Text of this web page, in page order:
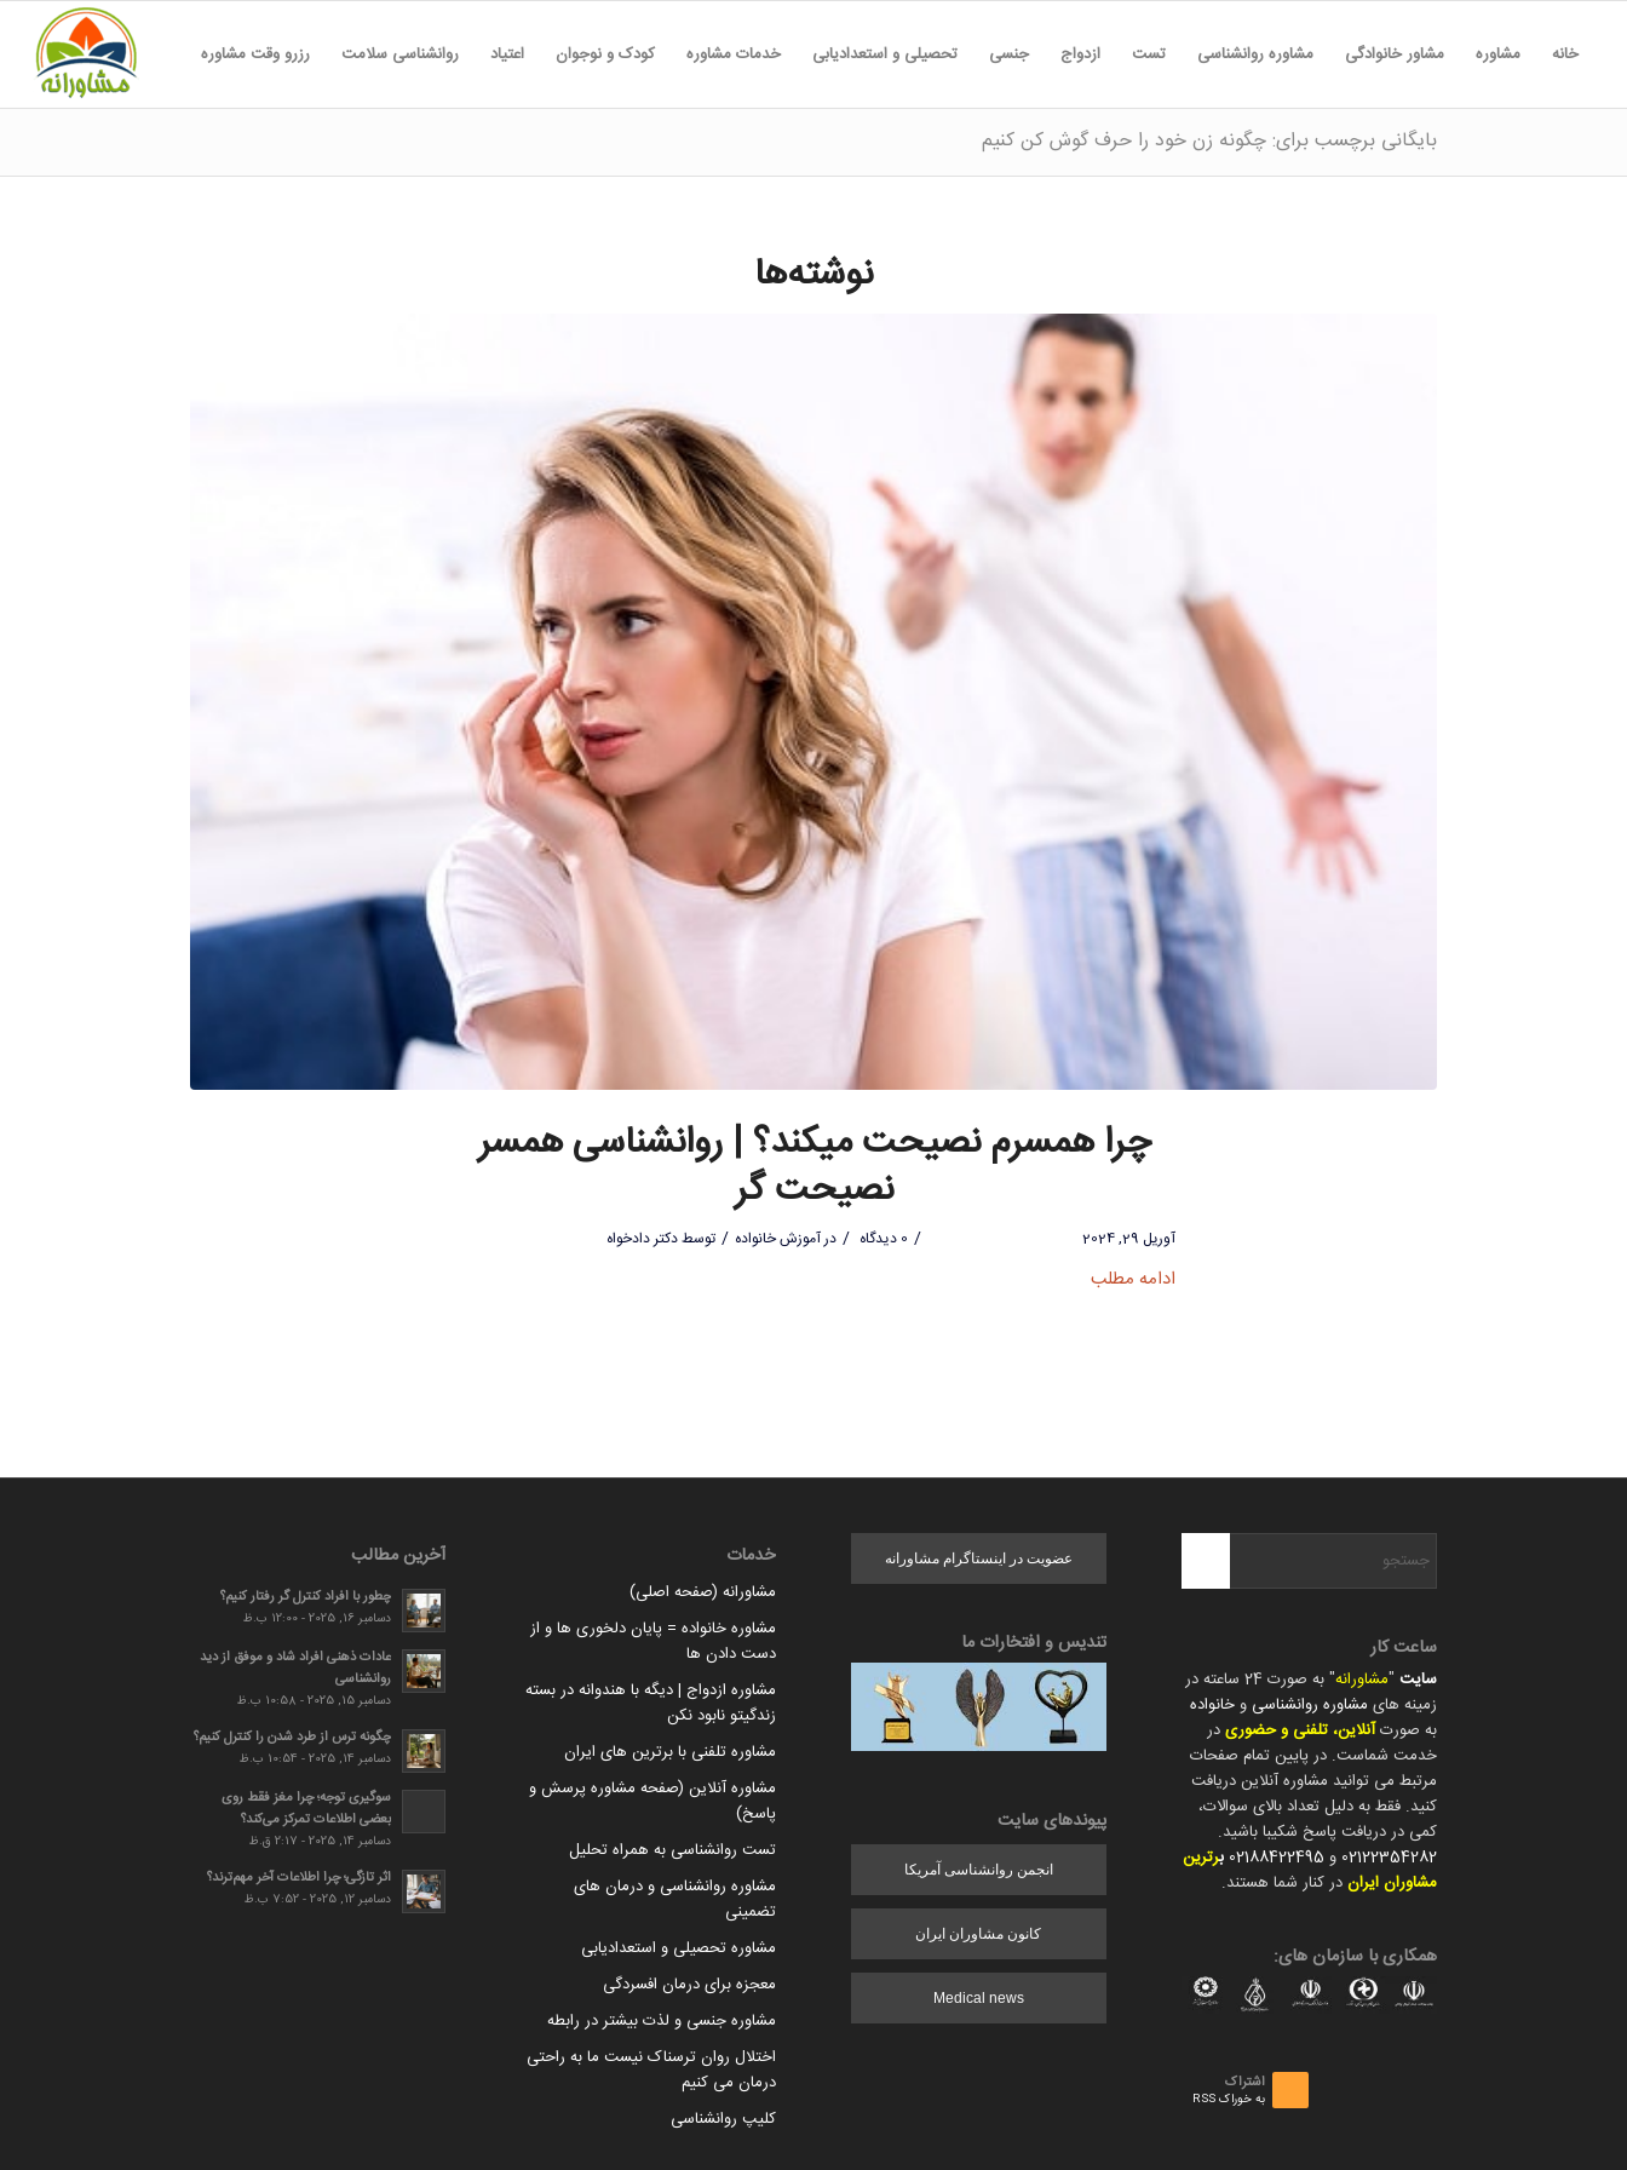
خانه مشاوره مشاور خانوادگی مشاوره روانشناسی تست ازدواج جنسی تحصیلی و استعدادیابی خدمات مشاوره کودک و نوجوان اعتیاد روانشناسی سلامت رزرو وقت مشاوره
بایگانی برچسب برای: چگونه زن خود را حرف گوش کن کنیم
نوشته‌ها
چرا همسرم نصیحت میکند؟ | روانشناسی همسر
نصیحت گر
آوریل 29, 2024 / 0 دیدگاه / درآموزش خانواده / توسطدکتر دادخواه
ادامه مطلب
ساعت کار
سایت "مشاورانه
" به صورت 24 ساعته در
زمینه های مشاوره روانشناسی وخانواده
به صورتآنلاین، تلفنی و حضوریدر
خدمت شماست. در پایین تمام صفحات
مرتبط می توانید مشاوره آنلاین دریافت
کنید. فقط به دلیل تعداد بالای سوالات،
کمی در دریافت پاسخ شکیبا باشید.
02122354282 و 02188422495 برترین
مشاوران ایراندر کنار شما هستند.
همکاری با سازمان های:
اشتراک
به خوراک RSS
عضویت در اینستاگرام مشاورانه
تندیس و افتخارات ما
پیوندهای سایت
انجمن روانشناسی آمریکا
کانون مشاوران ایران
Medical news
خدمات
مشاورانه (صفحه اصلی)
مشاوره خانواده = پایان دلخوری ها و از
دست دادن ها
مشاوره ازدواج | دیگه با هندوانه در بسته
زندگیتو نابود نکن
مشاوره تلفنی با برترین های ایران
مشاوره آنلاین (صفحه مشاوره پرسش و
پاسخ)
تست روانشناسی به همراه تحلیل
مشاوره روانشناسی و درمان های
تضمینی
مشاوره تحصیلی و استعدادیابی
معجزه برای درمان افسردگی
مشاوره جنسی و لذت بیشتر در رابطه
اختلال روان ترسناک نیست ما به راحتی
درمان می کنیم
کلیپ روانشناسی
آخرین مطالب
چطور با افراد کنترل گر رفتار کنیم؟
دسامبر 16, 2025 - 12:00 ب.ظ
عادات ذهنی افراد شاد و موفق از دید
روانشناسی
دسامبر 15, 2025 - 10:58 ب.ظ
چگونه ترس از طرد شدن را کنترل کنیم؟
دسامبر 14, 2025 - 10:54 ب.ظ
سوگیری توجه؛ چرا مغز فقط روی
بعضی اطلاعات تمرکز می‌کند؟
دسامبر 14, 2025 - 2:17 ق.ظ
اثر تازگی؛ چرا اطلاعات آخر مهم‌ترند؟
دسامبر 12, 2025 - 7:52 ب.ظ